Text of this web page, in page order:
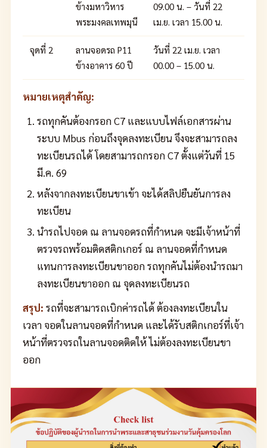
ข้างมหาวิหาร
พระมงคลเทพมุนี
09.00 น. – วันที่ 22
เม.ย. เวลา 15.00 น.
จุดที่ 2
ลานจอดรถ P11
ข้างอาคาร 60 ปี
วันที่ 22 เม.ย. เวลา
00.00 – 15.00 น.
หมายเหตุสำคัญ:
รถทุกคันต้องกรอก C7 และแบบไฟล์เอกสารผ่าน
ระบบ Mbus ก่อนถึงจุดลงทะเบียน จึงจะสามารถลง
ทะเบียนรถได้ โดยสามารถกรอก C7 ตั้งแต่วันที่ 15
มี.ค. 69
หลังจากลงทะเบียนขาเข้า จะได้สลิปยืนยันการลง
ทะเบียน
นำรถไปจอด ณ ลานจอดรถที่กำหนด จะมีเจ้าหน้าที่
ตรวจรถพร้อมติดสติกเกอร์ ณ ลานจอดที่กำหนด
แทนการลงทะเบียนขาออก รถทุกคันไม่ต้องนำรถมา
ลงทะเบียนขาออก ณ จุดลงทะเบียนรถ
สรุป: รถที่จะสามารถเบิกค่ารถได้ ต้องลงทะเบียนใน
เวลา จอดในลานจอดที่กำหนด และได้รับสติกเกอร์ที่เจ้า
หน้าที่ตรวจรถในลานจอดติดให้ ไม่ต้องลงทะเบียนขา
ออก